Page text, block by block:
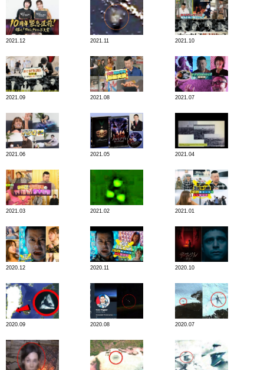
2021.12 2021.11 2021.10
2021.09 2021.08 2021.07
2021.06 2021.05 2021.04
2021.03 2021.02 2021.01
2020.12 2020.11 2020.10
2020.09 2020.08 2020.07